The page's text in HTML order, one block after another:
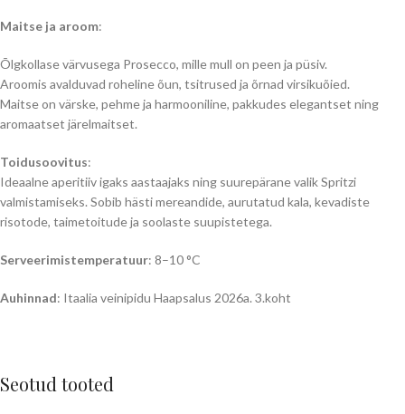
Maitse ja aroom:
Õlgkollase värvusega Prosecco, mille mull on peen ja püsiv.
Aroomis avalduvad roheline õun, tsitrused ja õrnad virsikuõied.
Maitse on värske, pehme ja harmooniline, pakkudes elegantset ning
aromaatset järelmaitset.
Toidusoovitus:
Ideaalne aperitiiv igaks aastaajaks ning suurepärane valik Spritzi
valmistamiseks. Sobib hästi mereandide, aurutatud kala, kevadiste
risotode, taimetoitude ja soolaste suupistetega.
Serveerimistemperatuur: 8–10 °C
Auhinnad: Itaalia veinipidu Haapsalus 2026a. 3.koht
Seotud tooted